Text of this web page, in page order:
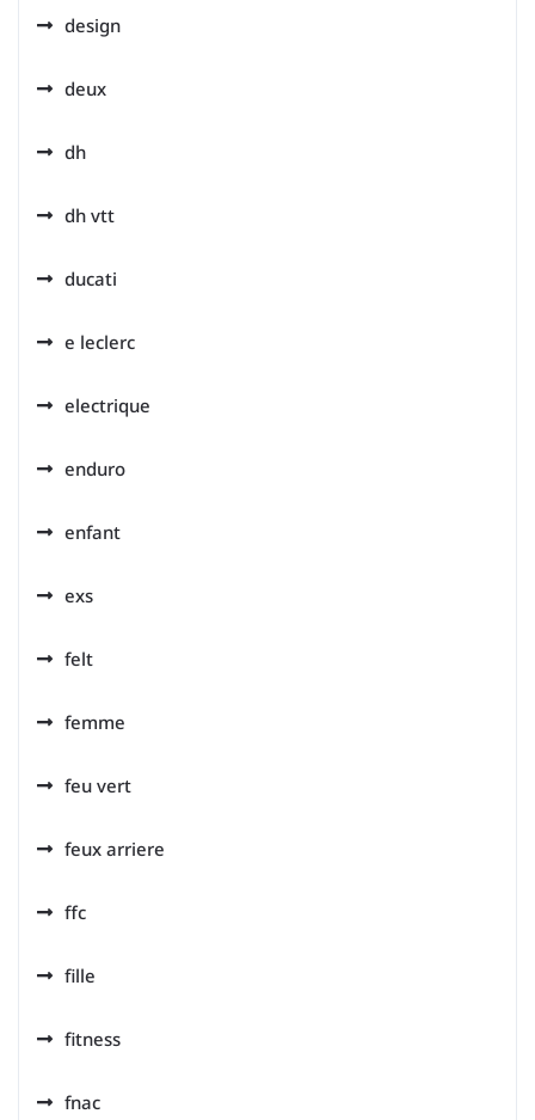
design
deux
dh
dh vtt
ducati
e leclerc
electrique
enduro
enfant
exs
felt
femme
feu vert
feux arriere
ffc
fille
fitness
fnac